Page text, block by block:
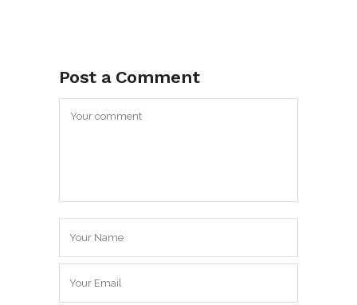
Post a Comment